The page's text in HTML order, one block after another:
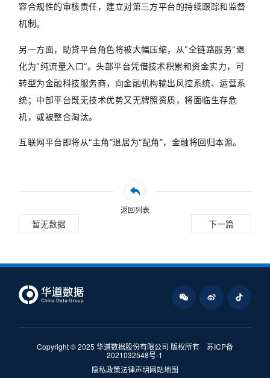
容合规性的审核责任，建立对第三方平台的持续跟踪和监督
机制。
另一方面，助贷平台角色将被大幅压缩，从"全链路服务"退
化为"纯流量入口“。头部平台凭借技术积累和资金实力，可
转型为金融科技服务商，向金融机构输出风控系统、运营系
统；中部平台既无技术优势又无牌照资质，将面临生存危
机，或被整合淘汰。
互联网平台即将从“主角”退居为“配角”，金融将回归本源。
返回列表
暂无数据 下一篇
Copyright © 2025 华道数据股份有限公司 版权所有
苏ICP备
2021032548号-1
隐私政策法律声明网站地图